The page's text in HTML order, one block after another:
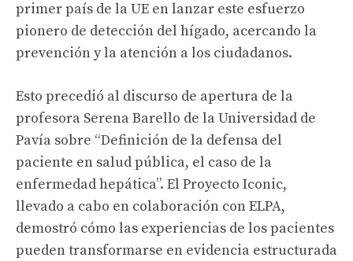
primer país de la UE en lanzar este esfuerzo
pionero de detección del hígado, acercando la
prevención y la atención a los ciudadanos.
Esto precedió al discurso de apertura de la
profesora Serena Barello de la Universidad de
Pavía sobre “Definición de la defensa del
paciente en salud pública, el caso de la
enfermedad hepática”. El Proyecto Iconic,
llevado a cabo en colaboración con ELPA,
demostró cómo las experiencias de los pacientes
pueden transformarse en evidencia estructurada